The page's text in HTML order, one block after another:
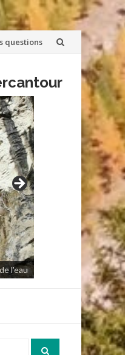
questions
l'eau